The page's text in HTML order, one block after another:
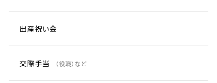
出産祝い金
交際手当 （役職）など